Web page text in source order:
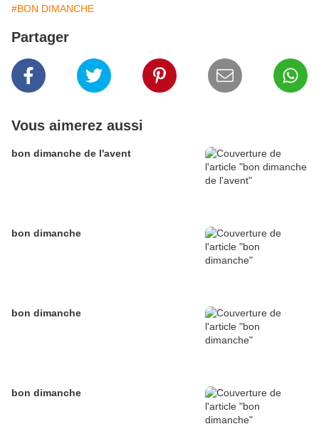
#BON DIMANCHE
Partager
Vous aimerez aussi
bon dimanche de l'avent
bon dimanche
bon dimanche
bon dimanche